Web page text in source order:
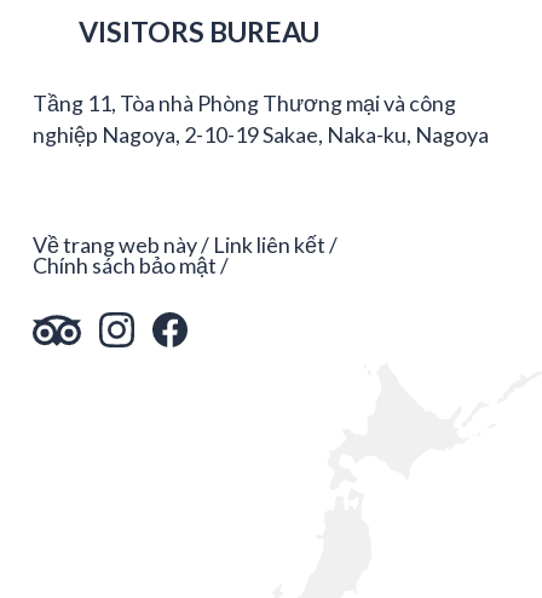
VISITORS BUREAU
Tầng 11, Tòa nhà Phòng Thương mại và công
nghiệp Nagoya, 2-10-19 Sakae, Naka-ku, Nagoya
Về trang web này Link liên kết
Chính sách bảo mật